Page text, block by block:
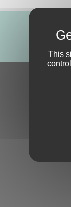
This